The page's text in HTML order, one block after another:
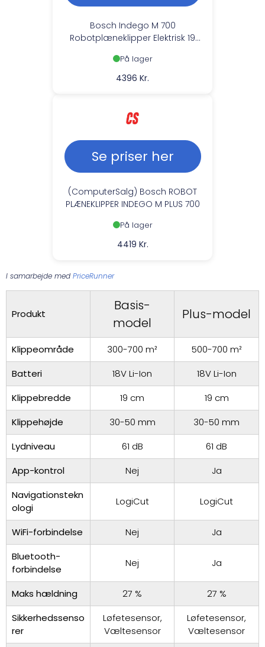
Bosch Indego M 700
Robotplæneklipper Elektrisk 19
levering hos dig 07-08-2026
På lager
4396 Kr.
Se priser her
(ComputerSalg) Bosch ROBOT
PLÆNEKLIPPER INDEGO M PLUS 700
På lager
4419 Kr.
I samarbejde med PriceRunner
Produkt
Basis-
model
Plus-model
Klippeområde 300-700 m²
500-700 m²
Batteri
18V Li-Ion
18V Li-Ion
Klippebredde
19 cm
19 cm
Klippehøjde
30-50 mm
30-50 mm
Lydniveau
61 dB
61 dB
App-kontrol
Nej
Ja
Navigationstekn
ologi
LogiCut LogiCut
WiFi-forbindelse Nej
Ja
Bluetooth-
forbindelse
Nej Ja
Maks hældning 27 %
27 %
Sikkerhedssenso
rer
Løfetesensor,
Væltesensor
Løfetesensor,
Væltesensor